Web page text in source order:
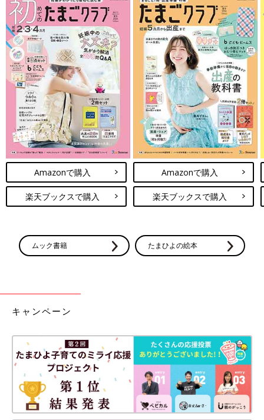
Amazonで購入
楽天ブックスで購入
Amazonで購入
楽天ブックスで購入
ムック書籍 たまひよの絵本
キャンペーン